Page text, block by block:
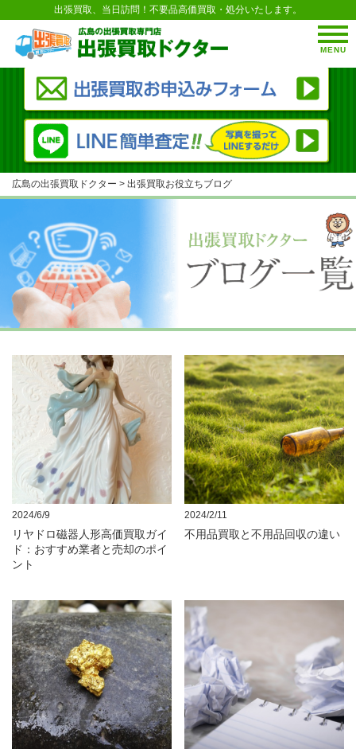
MENU
出張買取、当日訪問！不要品高価買取・処分いたします。
広島の出張買取ドクター > 出張買取お役立ちブログ
2024/6/9
リヤドロ磁器人形高価買取ガイ
ド：おすすめ業者と売却のポイ
ント
2024/2/11
不用品買取と不用品回収の違い